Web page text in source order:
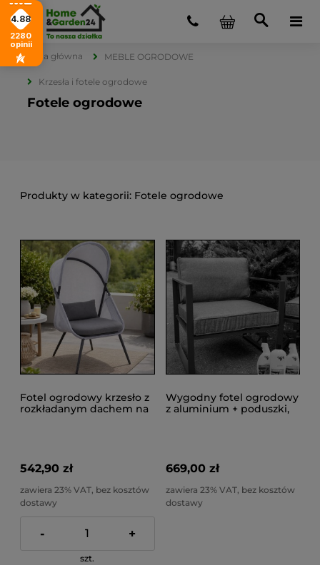
Strona główna MEBLE OGRODOWE
Krzesła i fotele ogrodowe
Fotele ogrodowe
Fotele ogrodowe
Fotel ogrodowy krzesło z
rozkładanym dachem na
542,90 zł
zawiera 23% VAT, bez kosztów
dostawy
- +
szt.
Wygodny fotel ogrodowy
z aluminium + poduszki,
669,00 zł
zawiera 23% VAT, bez kosztów
dostawy
4.88
2280
opinii